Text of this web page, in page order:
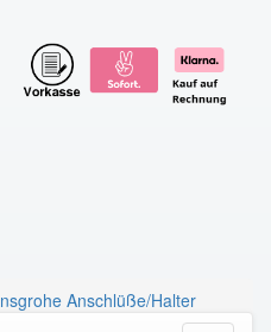
Anschlüße/Halter